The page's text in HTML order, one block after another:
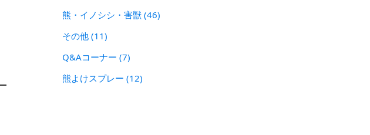
熊・イノシシ・害獣 (46)
その他 (11)
Q&Aコーナー (7)
熊よけスプレー (12)